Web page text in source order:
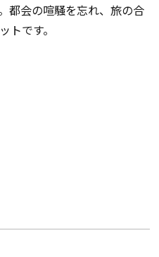
都会の喧騒を忘れ、旅の合
トです。